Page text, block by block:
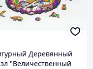
Деревянный
"Величественный